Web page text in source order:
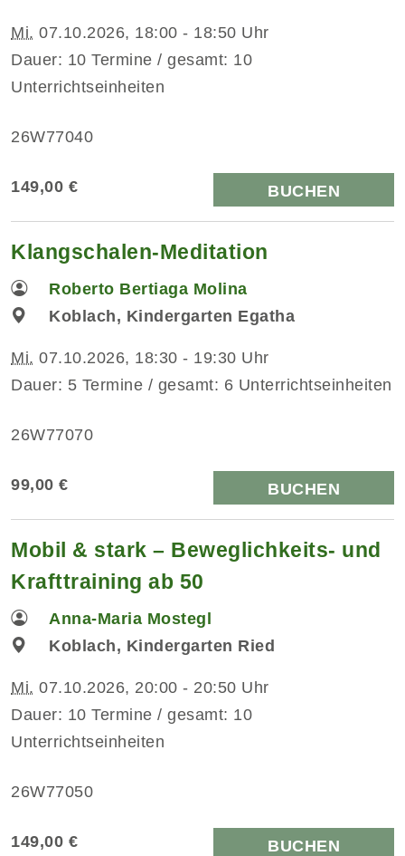
Mi. 07.10.2026, 18:00 - 18:50 Uhr
Dauer: 10 Termine / gesamt: 10
Unterrichtseinheiten
26W77040
149,00 € BUCHEN
Klangschalen-Meditation
Roberto Bertiaga Molina
Koblach, Kindergarten Egatha
Mi. 07.10.2026, 18:30 - 19:30 Uhr
Dauer: 5 Termine / gesamt: 6 Unterrichtseinheiten
26W77070
99,00 € BUCHEN
Mobil & stark – Beweglichkeits- und
Krafttraining ab 50
Anna-Maria Mostegl
Koblach, Kindergarten Ried
Mi. 07.10.2026, 20:00 - 20:50 Uhr
Dauer: 10 Termine / gesamt: 10
Unterrichtseinheiten
26W77050
149,00 € BUCHEN